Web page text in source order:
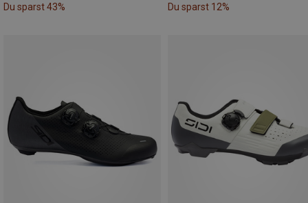
Du sparst 43% Du sparst 12%